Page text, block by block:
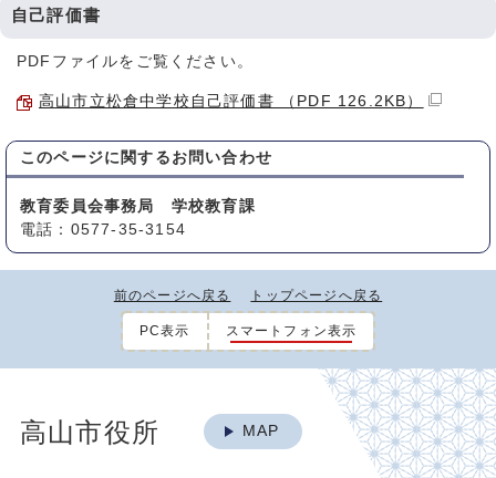
自己評価書
PDFファイルをご覧ください。
高山市立松倉中学校自己評価書 （PDF 126.2KB）
このページに関する お問い合わせ
教育委員会事務局 学校教育課
電話：0577-35-3154
前のページへ戻る トップページへ戻る
PC表示 スマートフォン表示
高山市役所 MAP